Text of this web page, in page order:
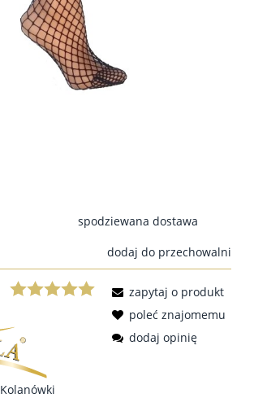
spodziewana dostawa
dodaj do przechowalni
Kolanówki
zapytaj o produkt
poleć znajomemu
dodaj opinię